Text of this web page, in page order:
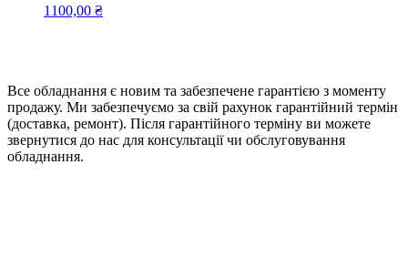
1100,00 ₴
Все обладнання є новим та забезпечене гарантією з моменту
продажу. Ми забезпечуємо за свій рахунок гарантійний термін
(доставка, ремонт). Після гарантійного терміну ви можете
звернутися до нас для консультації чи обслуговування
обладнання.